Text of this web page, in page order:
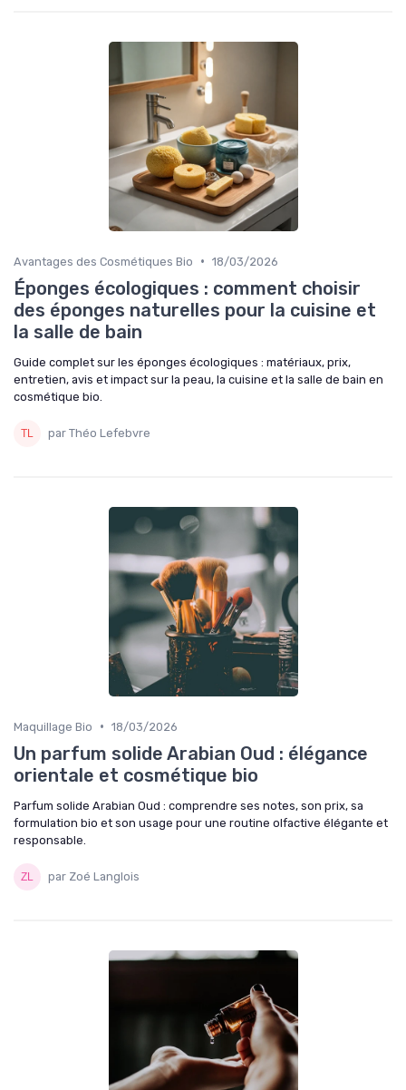
Avantages des Cosmétiques Bio • 18/03/2026
Éponges écologiques : comment choisir
des éponges naturelles pour la cuisine et
la salle de bain
Guide complet sur les éponges écologiques : matériaux, prix,
entretien, avis et impact sur la peau, la cuisine et la salle de bain en
cosmétique bio.
par Théo Lefebvre
Maquillage Bio • 18/03/2026
Un parfum solide Arabian Oud : élégance
orientale et cosmétique bio
Parfum solide Arabian Oud : comprendre ses notes, son prix, sa
formulation bio et son usage pour une routine olfactive élégante et
responsable.
par Zoé Langlois